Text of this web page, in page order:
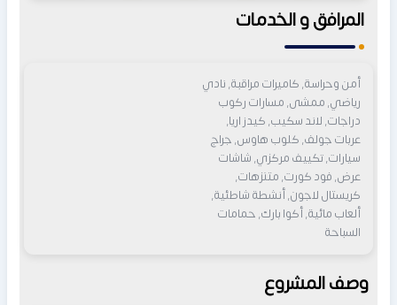
المرافق و الخدمات
أمن وحراسة, كاميرات مراقبة, نادي
رياضي, ممشى, مسارات ركوب
دراجات, لاند سكيب, كيدز اريا,
عربات جولف, كلوب هاوس, جراج
سيارات, تكييف مركزي, شاشات
عرض, فود كورت, متنزهات,
كريستال لاجون, أنشطة شاطئية,
ألعاب مائية, أكوا بارك, حمامات
السباحة
وصف المشروع